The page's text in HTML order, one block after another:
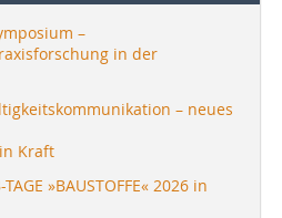
–
in der
– neues
Kraft
»BAUSTOFFE« 2026 in